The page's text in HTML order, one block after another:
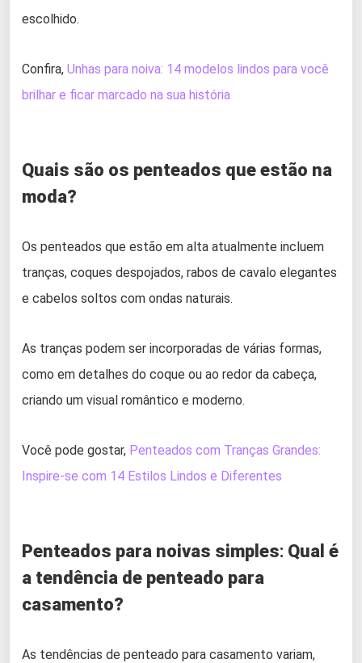
escolhido.
Confira, Unhas para noiva: 14 modelos lindos para você
brilhar e ficar marcado na sua história
Quais são os penteados que estão na
moda?
Os penteados que estão em alta atualmente incluem
tranças, coques despojados, rabos de cavalo elegantes
e cabelos soltos com ondas naturais.
As tranças podem ser incorporadas de várias formas,
como em detalhes do coque ou ao redor da cabeça,
criando um visual romântico e moderno.
Você pode gostar, Penteados com Tranças Grandes:
Inspire-se com 14 Estilos Lindos e Diferentes
Penteados para noivas simples: Qual é
a tendência de penteado para
casamento?
As tendências de penteado para casamento variam,